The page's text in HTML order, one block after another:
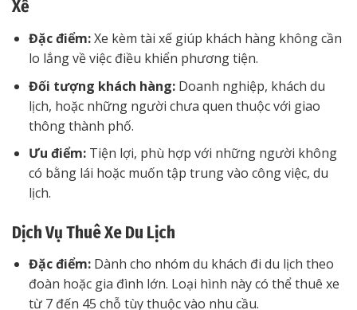
Xế
Đặc điểm:Xe kèm tài xế giúp khách hàng không cần
lo lắng về việc điều khiển phương tiện.
Đối tượng khách hàng:Doanh nghiệp, khách du
lịch, hoặc những người chưa quen thuộc với giao
thông thành phố.
Ưu điểm:Tiện lợi, phù hợp với những người không
có bằng lái hoặc muốn tập trung vào công việc, du
lịch.
Dịch Vụ Thuê Xe Du Lịch
Đặc điểm:Dành cho nhóm du khách đi du lịch theo
đoàn hoặc gia đình lớn. Loại hình này có thể thuê xe
từ 7 đến 45 chỗ tùy thuộc vào nhu cầu.